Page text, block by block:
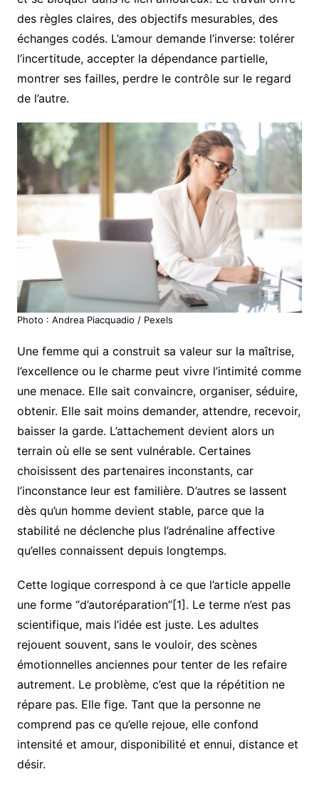
des règles claires, des objectifs mesurables, des
échanges codés. L’amour demande l’inverse: tolérer
l’incertitude, accepter la dépendance partielle,
montrer ses failles, perdre le contrôle sur le regard
de l’autre.
Photo : Andrea Piacquadio / Pexels
Une femme qui a construit sa valeur sur la maîtrise,
l’excellence ou le charme peut vivre l’intimité comme
une menace. Elle sait convaincre, organiser, séduire,
obtenir. Elle sait moins demander, attendre, recevoir,
baisser la garde. L’attachement devient alors un
terrain où elle se sent vulnérable. Certaines
choisissent des partenaires inconstants, car
l’inconstance leur est familière. D’autres se lassent
dès qu’un homme devient stable, parce que la
stabilité ne déclenche plus l’adrénaline affective
qu’elles connaissent depuis longtemps.
Cette logique correspond à ce que l’article appelle
une forme “d’autoréparation”[1]. Le terme n’est pas
scientifique, mais l’idée est juste. Les adultes
rejouent souvent, sans le vouloir, des scènes
émotionnelles anciennes pour tenter de les refaire
autrement. Le problème, c’est que la répétition ne
répare pas. Elle fige. Tant que la personne ne
comprend pas ce qu’elle rejoue, elle confond
intensité et amour, disponibilité et ennui, distance et
désir.